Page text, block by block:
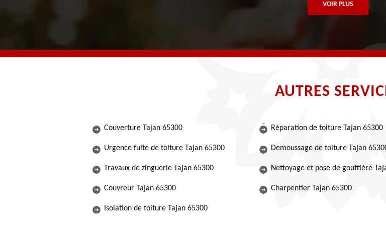
VOIR PLUS
AUTRES
Couverture Tajan 65300
Urgence fuite de toiture Tajan 65300
Travaux de zinguerie Tajan 65300
Couvreur Tajan 65300
Isolation de toiture Tajan 65300
Réparation de toiture Tajan 65300
Demoussage de toiture Tajan
Nettoyage et pose de gouttière
Charpentier Tajan 65300